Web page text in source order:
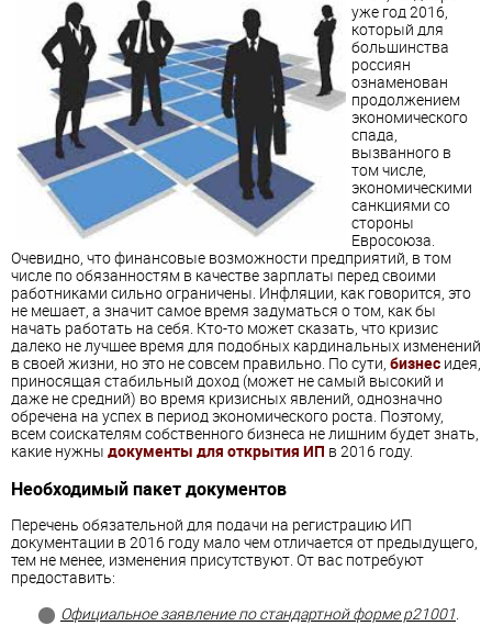
уже год 2016,
который для
большинства
россиян
ознаменован
продолжением
экономического
спада,
вызванного в
том числе,
экономическими
санкциями со
стороны
Евросоюза.
Очевидно, что финансовые возможности предприятий, в том
числе по обязанностям в качестве зарплаты перед своими
работниками сильно ограничены. Инфляции, как говорится, это
не мешает, а значит самое время задуматься о том, как бы
начать работать на себя. Кто-то может сказать, что кризис
далеко не лучшее время для подобных кардинальных изменений
в своей жизни, но это не совсем правильно. По сути, бизнес идея,
приносящая стабильный доход (может не самый высокий и
даже не средний) во время кризисных явлений, однозначно
обречена на успех в период экономического роста. Поэтому,
всем соискателям собственного бизнеса не лишним будет знать,
какие нужны документы для открытия ИП в 2016 году.
Необходимый пакет документов
Перечень обязательной для подачи на регистрацию ИП
документации в 2016 году мало чем отличается от предыдущего,
тем не менее, изменения присутствуют. От вас потребуют
предоставить:
Официальное заявление по стандартной форме р21001.